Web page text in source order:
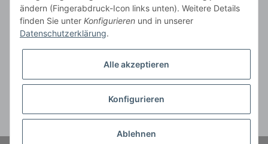
Vertrag widerrufen
Der Gesamtpreis ist abhängig vom Mehrwertsteuersatz des Lieferlandes.
** gilt für Lieferungen innerhalb Deutschlands, Lieferbedingungen für andere
Länder entnehmen Sie bitte der SchaltflächeVersandinformationen
ändern (Fingerabdruck-Icon links unten). Weitere Details
finden Sie unter Konfigurieren und in unserer
Datenschutzerklärung.
Alle akzeptieren
Konfigurieren
Ablehnen